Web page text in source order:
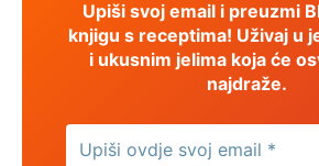
Upiši svoj email i preuzmi
knjigu s receptima! Uživaj u
i ukusnim jelima koja će
najdraže.